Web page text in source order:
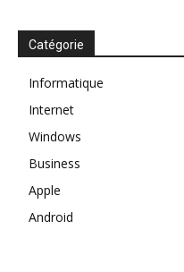
Catégorie
Informatique
Internet
Windows
Business
Apple
Android